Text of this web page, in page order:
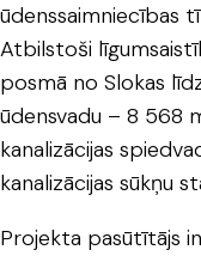
ūdenssaimniecības
Atbilstoši
posmā no Slokas
ūdensvadu – 8 568
kanalizācijas
kanalizācijas sūkņu
Projekta pasūtītājs